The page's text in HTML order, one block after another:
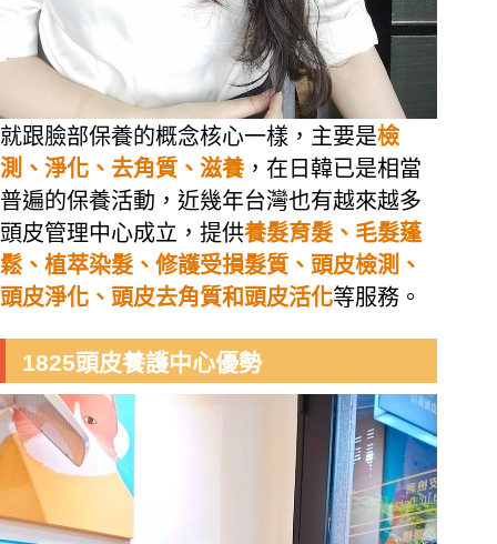
就跟臉部保養的概念核心一樣，主要是檢
測、淨化、去角質、滋養，在日韓已是相當
普遍的保養活動，近幾年台灣也有越來越多
頭皮管理中心成立，提供養髮育髮、毛髮蓬
鬆、植萃染髮、修護受損髮質、頭皮檢測、
頭皮淨化、頭皮去角質和頭皮活化等服務。
1825頭皮養護中心優勢